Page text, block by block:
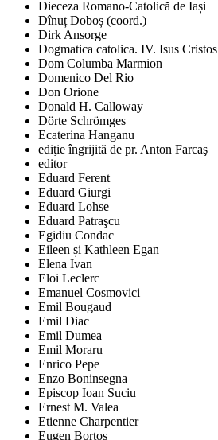
Dieceza Romano-Catolică de Iași
Dînuț Doboș (coord.)
Dirk Ansorge
Dogmatica catolica. IV. Isus Cristos
Dom Columba Marmion
Domenico Del Rio
Don Orione
Donald H. Calloway
Dörte Schrömges
Ecaterina Hanganu
ediţie îngrijită de pr. Anton Farcaş
editor
Eduard Ferent
Eduard Giurgi
Eduard Lohse
Eduard Patraşcu
Egidiu Condac
Eileen și Kathleen Egan
Elena Ivan
Eloi Leclerc
Emanuel Cosmovici
Emil Bougaud
Emil Diac
Emil Dumea
Emil Moraru
Enrico Pepe
Enzo Boninsegna
Episcop Ioan Suciu
Ernest M. Valea
Etienne Charpentier
Eugen Bortoș